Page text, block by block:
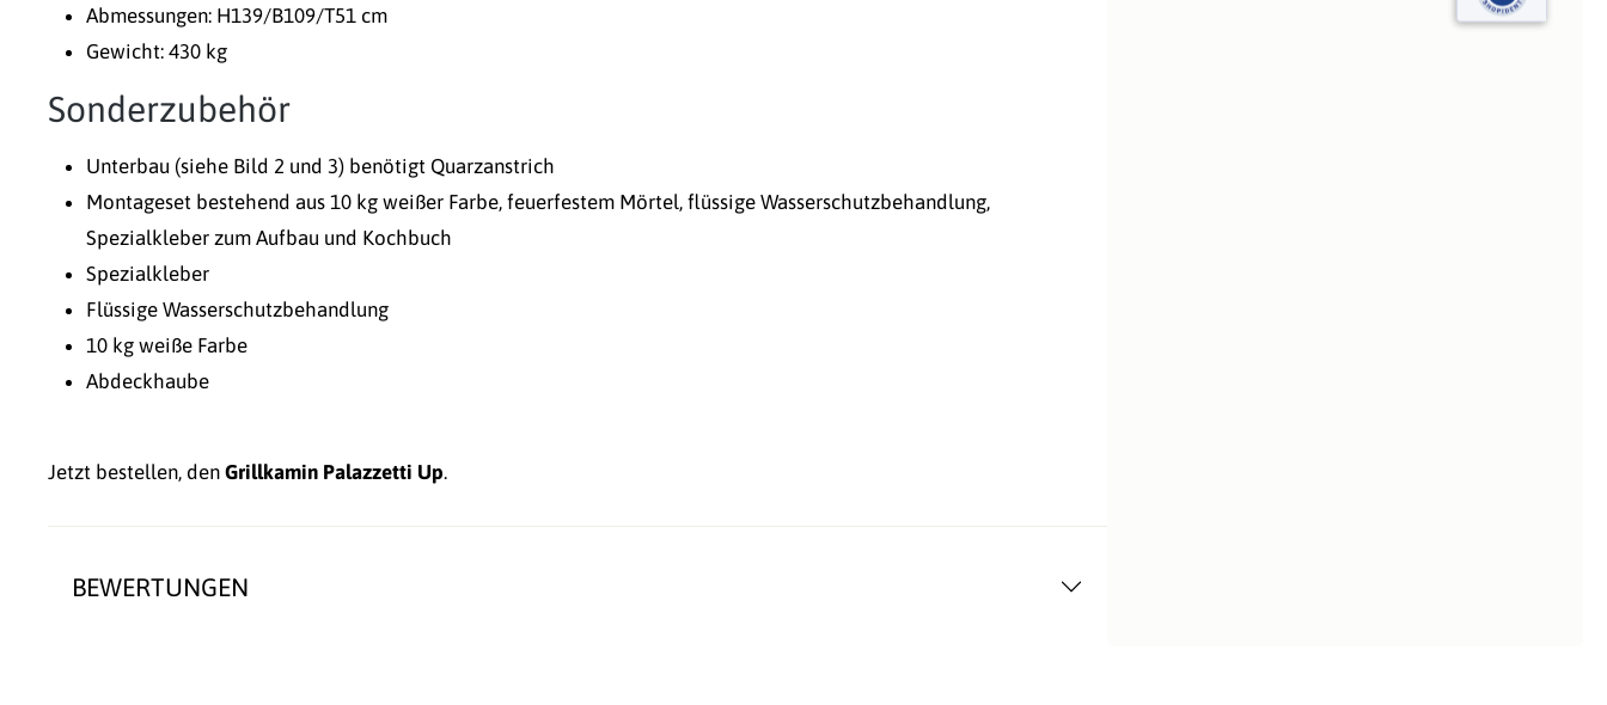
Abmessungen: H139/B109/T51 cm
Gewicht: 430 kg
Sonderzubehör
Unterbau (siehe Bild 2 und 3) benötigt Quarzanstrich
Montageset bestehend aus 10 kg weißer Farbe, feuerfestem Mörtel, flüssige Wasserschutzbehandlung,
Spezialkleber zum Aufbau und Kochbuch
Spezialkleber
Flüssige Wasserschutzbehandlung
10 kg weiße Farbe
Abdeckhaube
Jetzt bestellen, den Grillkamin Palazzetti Up.
BEWERTUNGEN